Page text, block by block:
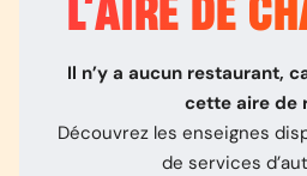
L’AIRE DE
Il n’y a aucun restaurant,
cette aire de
Découvrez les enseignes
de services